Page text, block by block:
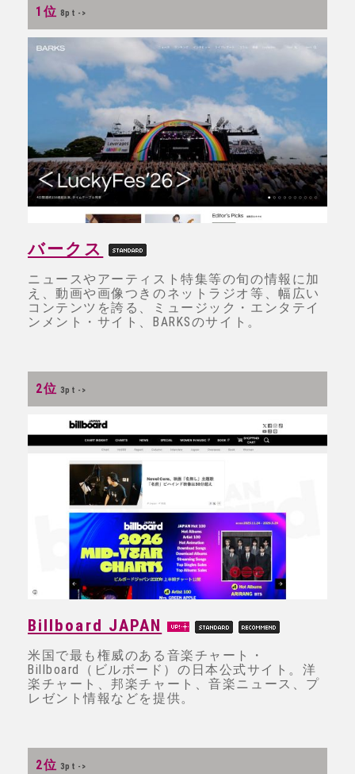
1位 8pt ->
バークス
ニュースやアーティスト特集等の旬の情報に加
え、動画や画像つきのネットラジオ等、幅広い
コンテンツを誇る、ミュージック・エンタテイ
ンメント・サイト、BARKSのサイト。
2位 3pt ->
Billboard JAPAN
米国で最も権威のある音楽チャート・
Billboard（ビルボード）の日本公式サイト。洋
楽チャート、邦楽チャート、音楽ニュース、プ
レゼント情報などを提供。
2位 3pt ->